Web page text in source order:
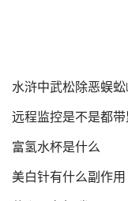
水浒中武松除恶蜈
远程监控是不是都
富氢水杯是什么
美白针有什么副作用